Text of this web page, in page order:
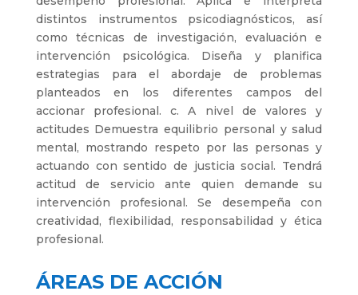
distintos instrumentos psicodiagnósticos, así
como técnicas de investigación, evaluación e
intervención psicológica. Diseña y planifica
estrategias para el abordaje de problemas
planteados en los diferentes campos del
accionar profesional. c. A nivel de valores y
actitudes Demuestra equilibrio personal y salud
mental, mostrando respeto por las personas y
actuando con sentido de justicia social. Tendrá
actitud de servicio ante quien demande su
intervención profesional. Se desempeña con
creatividad, flexibilidad, responsabilidad y ética
profesional.
ÁREAS DE ACCIÓN